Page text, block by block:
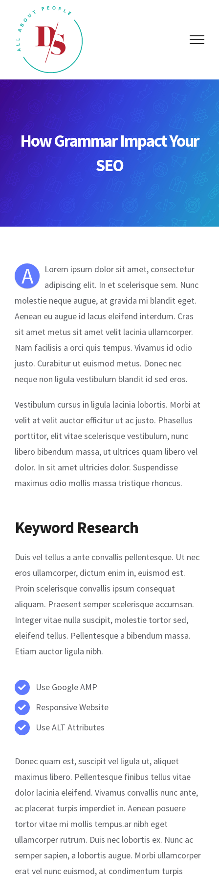
content
How Grammar Impact Your
SEO
A
Lorem ipsum dolor sit amet, consectetur
adipiscing elit. In et scelerisque sem. Nunc
molestie neque augue, at gravida mi blandit eget.
Aenean eu augue id lacus eleifend interdum. Cras
sit amet metus sit amet velit lacinia ullamcorper.
Nam facilisis a orci quis tempus. Vivamus id odio
justo. Curabitur ut euismod metus. Donec nec
neque non ligula vestibulum blandit id sed eros.
Vestibulum cursus in ligula lacinia lobortis. Morbi at
velit at velit auctor efficitur ut ac justo. Phasellus
porttitor, elit vitae scelerisque vestibulum, nunc
libero bibendum massa, ut ultrices quam libero vel
dolor. In sit amet ultricies dolor. Suspendisse
maximus odio mollis massa tristique rhoncus.
Keyword Research
Duis vel tellus a ante convallis pellentesque. Ut nec
eros ullamcorper, dictum enim in, euismod est.
Proin scelerisque convallis ipsum consequat
aliquam. Praesent semper scelerisque accumsan.
Integer vitae nulla suscipit, molestie tortor sed,
eleifend tellus. Pellentesque a bibendum massa.
Etiam auctor ligula nibh.
Use Google AMP
Responsive Website
Use ALT Attributes
Donec quam est, suscipit vel ligula ut, aliquet
maximus libero. Pellentesque finibus tellus vitae
dolor lacinia eleifend. Vivamus convallis nunc ante,
ac placerat turpis imperdiet in. Aenean posuere
tortor vitae mi mollis tempus.ar nibh eget
ullamcorper rutrum. Duis nec lobortis ex. Nunc ac
semper sapien, a lobortis augue. Morbi ullamcorper
erat vel nunc euismod, at condimentum turpis